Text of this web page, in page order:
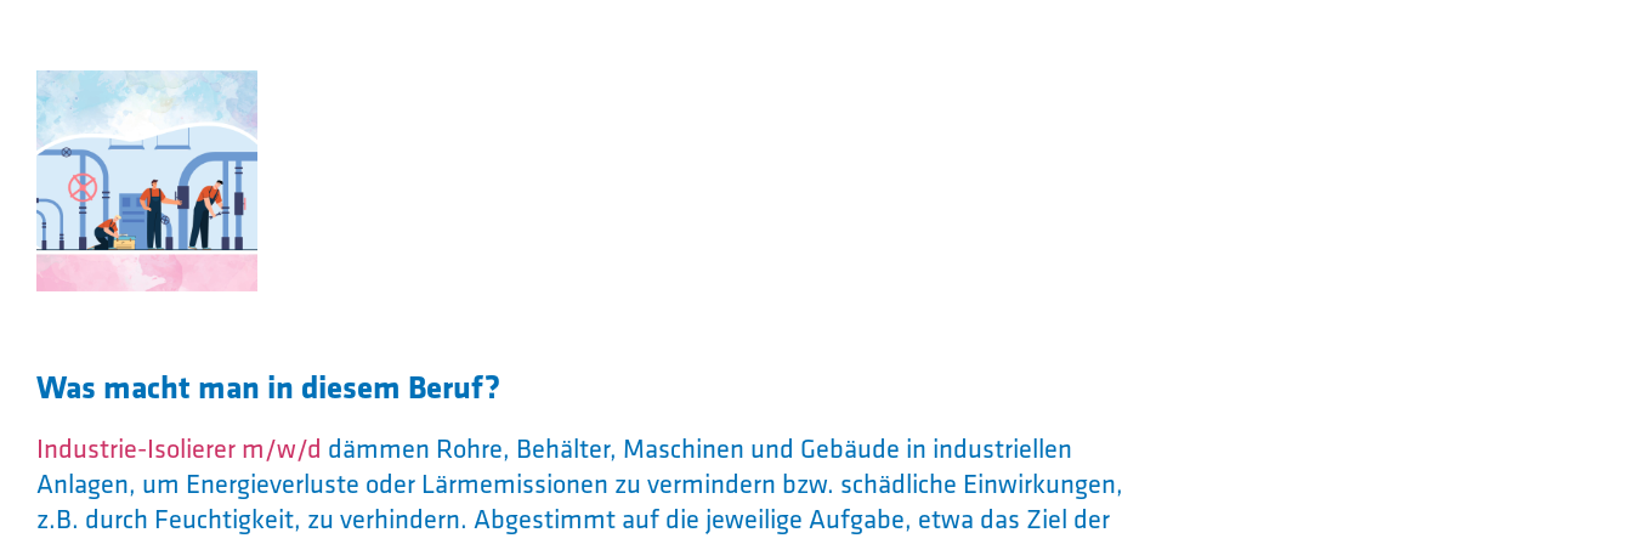
Was macht man in diesem Beruf?
Industrie-Isolierer m/w/d dämmen Rohre, Behälter, Maschinen und Gebäude in industriellen
Anlagen, um Energieverluste oder Lärmemissionen zu vermindern bzw. schädliche Einwirkungen,
z.B. durch Feuchtigkeit, zu verhindern. Abgestimmt auf die jeweilige Aufgabe, etwa das Ziel der